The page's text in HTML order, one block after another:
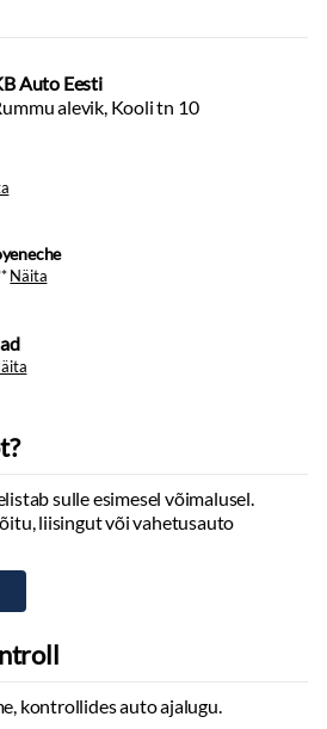
Auto Eesti
alevik, Kooli tn 10
Näita
sulle esimesel võimalusel.
liisingut või vahetusauto
kontrollides auto ajalugu.